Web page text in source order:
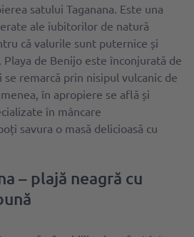
satului Taganana. Este una
ale iubitorilor de natură
că valurile sunt puternice și
de Benijo este înconjurată de
remarcă prin nisipul vulcanic de
în apropiere se află și
în mâncare
savura o masă delicioasă cu
– plajă neagră cu